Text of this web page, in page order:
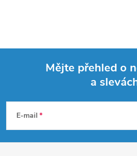
p
Mějte přehled o
a
E-mail